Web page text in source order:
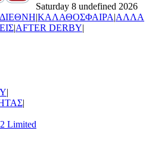
Saturday 8 undefined 2026
ΔΙΕΘΝΗ|ΚΑΛΑΘΟΣΦΑΙΡΑ|ΑΛΛΑ
|AFTER DERBY|
|
|
Limited